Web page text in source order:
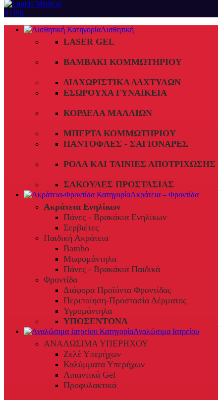
0 είδη
Αισθητική
LASER GEL
ΒΑΜΒΆΚΙ ΚΟΜΜΩΤΗΡΊΟΥ
ΔΙΑΧΩΡΙΣΤΙΚΆ ΔΑΧΤΎΛΩΝ
ΕΣΏΡΟΥΧΑ ΓΥΝΑΙΚΕΊΑ
ΚΟΡΔΈΛΑ ΜΑΛΛΙΏΝ
ΜΠΈΡΤΑ ΚΟΜΜΩΤΗΡΊΟΥ
ΠΑΝΤΌΦΛΕΣ - ΣΑΓΙΟΝΆΡΕΣ
ΡΟΛΆ ΚΑΙ ΤΑΙΝΊΕΣ ΑΠΟΤΡΊΧΩΣΗΣ
ΣΑΚΟΎΛΕΣ ΠΡΟΣΤΑΣΊΑΣ
Ακράτεια – Φροντίδα
Ακράτεια Ενηλίκων
Πάνες - Βρακάκια Ενηλίκων
Σερβιέτες
Παιδική Ακράτεια
Bambo
Μωρομάντηλα
Πάνες - Βρακάκια Παιδικά
Φροντίδα
Διάφορα Προϊόντα Φροντίδας
Περιποίηση-Προστασία Δέρματος
Υγρομάντηλα
ΥΠΟΣΕΝΤΟΝΑ
Αναλώσιμα Ιατρείου
ΑΝΑΛΩΣΙΜΑ ΥΠΕΡΗΧΟΥ
Ζελέ Υπερήχων
Καλύμματα Υπερήχων
Λιπαντικά Gel
Προφυλακτικά